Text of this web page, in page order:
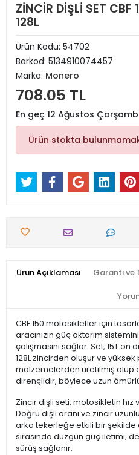
ZİNCİR DİŞLİ SET
128L
Ürün Kodu: 54702
Barkod: 5134910074457
Marka: Monero
708.05 TL
En geç 12 Ağustos
Ürün stokta
Ürün Açıklaması Garanti ve
CBF 150 motosikletler için
aracınızın güç aktarım
çalışmasını sağlar. Set, 15T
128L zincirden oluşur ve
malzemelerden üretilmiş olup
dirençlidir, böylece uzun
Zincir dişli seti, motosikletin
Doğru dişli oranı ve zincir
arka tekerleğe etkili bir şekilde
sırasında düzgün güç iletimi,
sürüş sağlanır.